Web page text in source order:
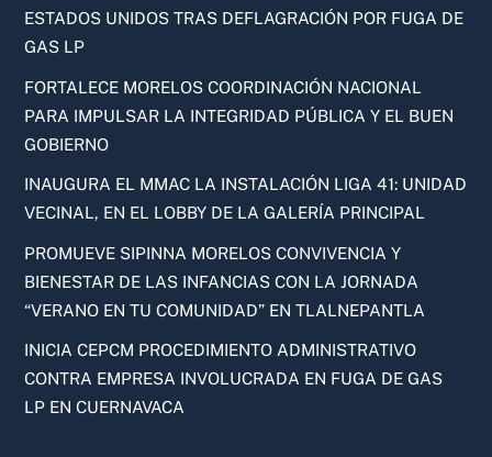
ESTADOS UNIDOS TRAS DEFLAGRACIÓN POR FUGA DE
GAS LP
FORTALECE MORELOS COORDINACIÓN NACIONAL
PARA IMPULSAR LA INTEGRIDAD PÚBLICA Y EL BUEN
GOBIERNO
INAUGURA EL MMAC LA INSTALACIÓN LIGA 41: UNIDAD
VECINAL, EN EL LOBBY DE LA GALERÍA PRINCIPAL
PROMUEVE SIPINNA MORELOS CONVIVENCIA Y
BIENESTAR DE LAS INFANCIAS CON LA JORNADA
“VERANO EN TU COMUNIDAD” EN TLALNEPANTLA
INICIA CEPCM PROCEDIMIENTO ADMINISTRATIVO
CONTRA EMPRESA INVOLUCRADA EN FUGA DE GAS
LP EN CUERNAVACA